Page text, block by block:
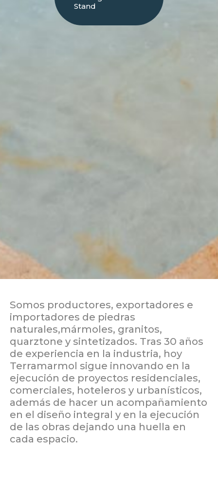
Stand
Somos productores, exportadores e
importadores de piedras
naturales,mármoles, granitos,
quarztone y sintetizados. Tras 30 años
de experiencia en la industria, hoy
Terramarmol sigue innovando en la
ejecución de proyectos residenciales,
comerciales, hoteleros y urbanísticos,
además de hacer un acompañamiento
en el diseño integral y en la ejecución
de las obras dejando una huella en
cada espacio.